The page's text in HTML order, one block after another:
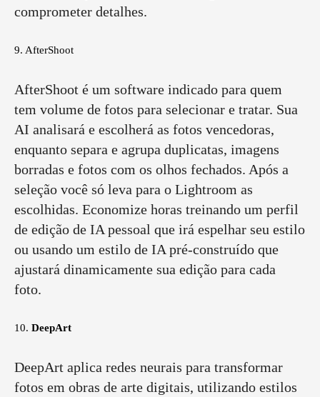
comprometer detalhes.
9. AfterShoot
AfterShoot é um software indicado para quem
tem volume de fotos para selecionar e tratar. Sua
AI analisará e escolherá as fotos vencedoras,
enquanto separa e agrupa duplicatas, imagens
borradas e fotos com os olhos fechados. Após a
seleção você só leva para o Lightroom as
escolhidas. Economize horas treinando um perfil
de edição de IA pessoal que irá espelhar seu estilo
ou usando um estilo de IA pré-construído que
ajustará dinamicamente sua edição para cada
foto.
10. DeepArt
DeepArt aplica redes neurais para transformar
fotos em obras de arte digitais, utilizando estilos